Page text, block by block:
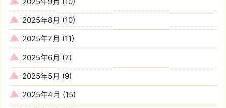
2025年8月 (10)
2025年7月 (11)
2025年6月 (7)
2025年5月 (9)
2025年4月 (15)